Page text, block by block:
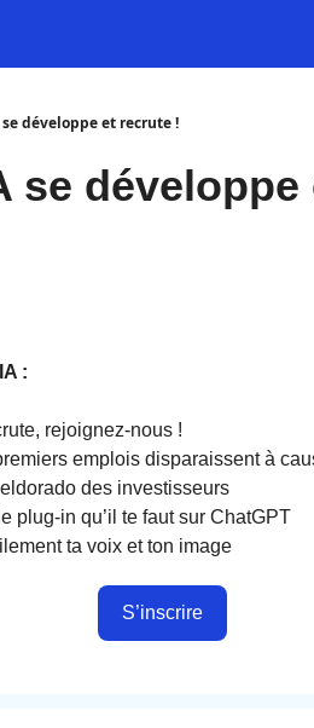
développe et recrute !
se
:
rejoignez-nous !
emplois disparaissent à
des investisseurs
plug-in qu’il te faut sur ChatGPT
ta voix et ton image
S’inscrire